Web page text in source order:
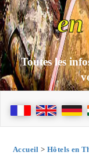
Toutes les
Accueil > Hôtels en